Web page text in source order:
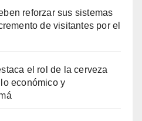
reforzar sus sistemas
de visitantes por el
el rol de la cerveza
económico y